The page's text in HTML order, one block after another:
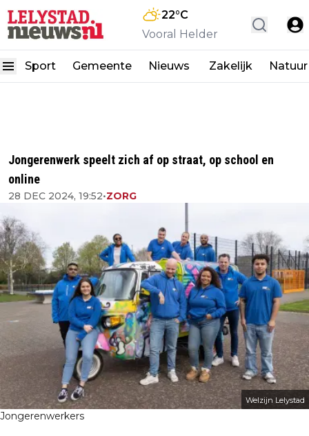
22°C
Vooral Helder
Sport Gemeente Nieuws Zakelijk Natuur
Jongerenwerk speelt zich af op straat, op school en
online
28 DEC 2024, 19:52•ZORG
Welzijn Lelystad
Jongerenwerkers